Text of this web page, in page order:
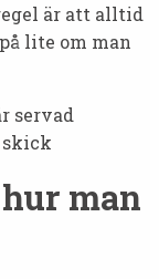
är att alltid
lite om man
servad
man